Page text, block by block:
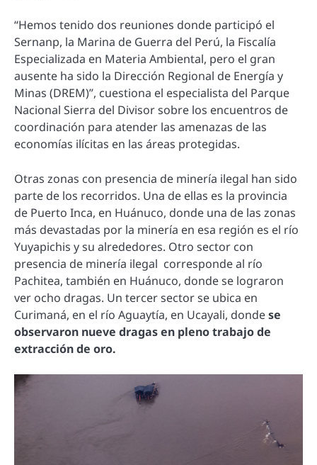
“Hemos tenido dos reuniones donde participó el
Sernanp, la Marina de Guerra del Perú, la Fiscalía
Especializada en Materia Ambiental, pero el gran
ausente ha sido la Dirección Regional de Energía y
Minas (DREM)”, cuestiona el especialista del Parque
Nacional Sierra del Divisor sobre los encuentros de
coordinación para atender las amenazas de las
economías ilícitas en las áreas protegidas.
Otras zonas con presencia de minería ilegal han sido
parte de los recorridos. Una de ellas es la provincia
de Puerto Inca, en Huánuco, donde una de las zonas
más devastadas por la minería en esa región es el río
Yuyapichis y su alrededores. Otro sector con
presencia de minería ilegal corresponde al río
Pachitea, también en Huánuco, donde se lograron
ver ocho dragas. Un tercer sector se ubica en
Curimaná, en el río Aguaytía, en Ucayali, dondese
observaron nueve dragas en pleno trabajo de
extracción de oro.